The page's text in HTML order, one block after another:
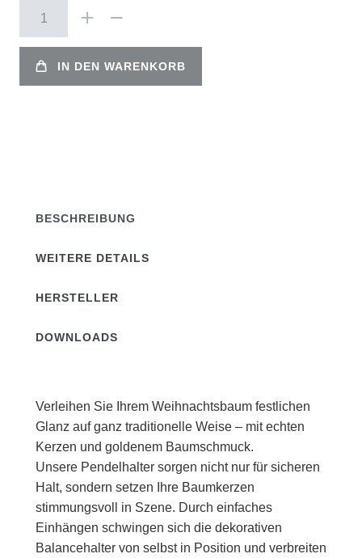
IN DEN WARENKORB
BESCHREIBUNG
WEITERE DETAILS
HERSTELLER
DOWNLOADS
Verleihen Sie Ihrem Weihnachtsbaum festlichen
Glanz auf ganz traditionelle Weise – mit echten
Kerzen und goldenem Baumschmuck.
Unsere Pendelhalter sorgen nicht nur für sicheren
Halt, sondern setzen Ihre Baumkerzen
stimmungsvoll in Szene. Durch einfaches
Einhängen schwingen sich die dekorativen
Balancehalter von selbst in Position und verbreiten